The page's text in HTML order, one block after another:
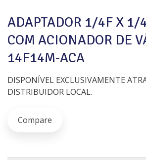
ADAPTADOR 1/4F X 1/
COM ACIONADOR DE
14F14M-ACA
DISPONÍVEL EXCLUSIVAMENTE
DISTRIBUIDOR LOCAL.
Compare